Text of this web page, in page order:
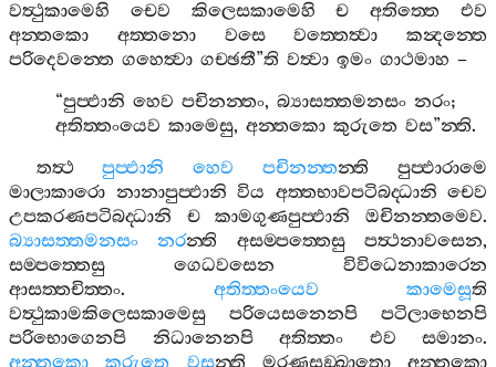
වත්‍ථුකාමෙහි
චෙව කිලෙසකාමෙහි ච අතිත‍්තෙ
එව
අන‍්තකො
අත‍්තනො වසෙ වත‍්තෙත්‍වා
කන්‍දන‍්තෙ
පරිදෙවන‍්තෙ ගහෙත්‍වා ගච‍්ඡතී”ති වත්‍වා ඉමං ගාථමාහ –
“පුප‍්ඵානි හෙව පචිනන‍්තං,බ්‍යාසත‍්තමනසං නරං;
අතිත‍්තංයෙව කාමෙසු,අන‍්තකො කුරුතෙ වස”න‍්ති.
තත්‍ථ
පුප‍්ඵානි හෙව පචිනන‍්තන‍්ති
පුප‍්ඵාරාමෙ
මාලාකාරො නානාපුප‍්ඵානි විය අත‍්තභාවපටිබද‍්ධානි චෙව
උපකරණපටිබද‍්ධානි
ච කාමගුණපුප‍්ඵානි ඔචිනන‍්තමෙව.
බ්‍යාසත‍්තමනසං
නරන‍්ති අසම‍්පත‍්තෙසු පත්‍ථනාවසෙන,
සම‍්පත‍්තෙසු
ගෙධවසෙන
විවිධෙනාකාරෙන
ආසත‍්තචිත‍්තං. අතිත‍්තංයෙව කාමෙසූති
වත්‍ථුකාමකිලෙසකාමෙසු
පරියෙසනෙනපි
පටිලාභෙනපි
පරිභොගෙනපි
නිධානෙනපි අතිත‍්තං එව සමානං.